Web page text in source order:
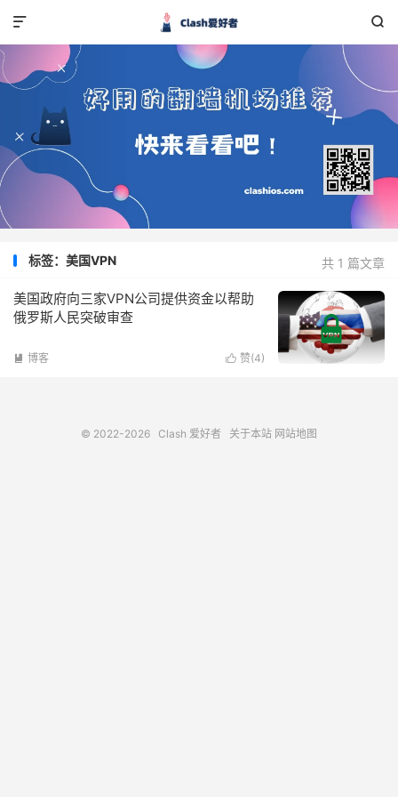


共 1 篇文章
标签：美国VPN
美国政府向三家VPN公司提供资金以帮助
俄罗斯人民突破审查
 赞(4)
 博客
© 2022-2026 Clash 爱好者 关于本站 网站地图